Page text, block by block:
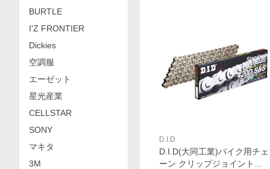
D.I.D
D.I.D(大同工業)バイク用チェ
ーン クリップジョイント付
BURTLE
I'Z FRONTIER
Dickies
空調服
エーゼット
星光産業
CELLSTAR
SONY
マキタ
3M